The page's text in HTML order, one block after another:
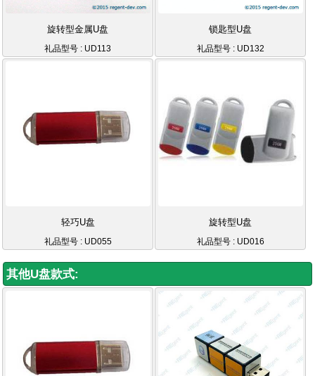
旋转型金属U盘
礼品型号 : UD113
锁匙型U盘
礼品型号 : UD132
轻巧U盘
礼品型号 : UD055
旋转型U盘
礼品型号 : UD016
其他U盘款式: